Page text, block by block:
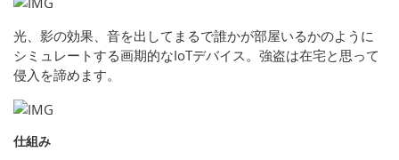
光、影の効果、音を出してまるで誰かが部屋いるかのように
シミュレートする画期的なIoTデバイス。強盗は在宅と思って
侵入を諦めます。
仕組み